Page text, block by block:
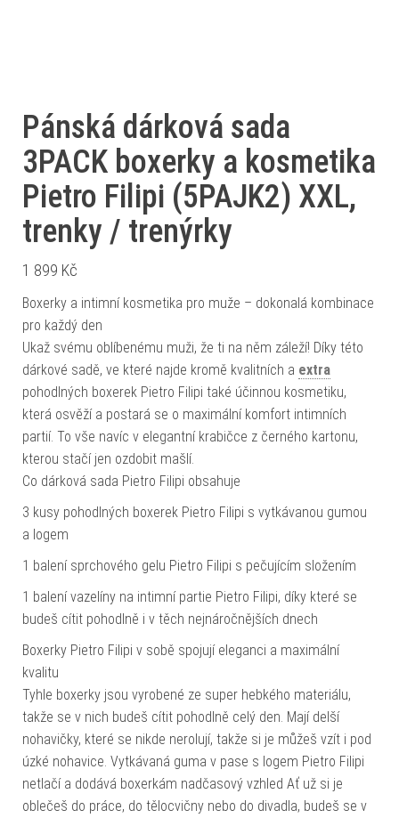
Pánská dárková sada
3PACK boxerky a kosmetika
Pietro Filipi (5PAJK2) XXL,
trenky / trenýrky
1 899 Kč
Boxerky a intimní kosmetika pro muže – dokonalá kombinace
pro každý den
Ukaž svému oblíbenému muži, že ti na něm záleží! Díky této
dárkové sadě, ve které najde kromě kvalitních a extra
pohodlných boxerek Pietro Filipi také účinnou kosmetiku,
která osvěží a postará se o maximální komfort intimních
partií. To vše navíc v elegantní krabičce z černého kartonu,
kterou stačí jen ozdobit mašlí.
Co dárková sada Pietro Filipi obsahuje
3 kusy pohodlných boxerek Pietro Filipi s vytkávanou gumou
a logem
1 balení sprchového gelu Pietro Filipi s pečujícím složením
1 balení vazelíny na intimní partie Pietro Filipi, díky které se
budeš cítit pohodlně i v těch nejnáročnějších dnech
Boxerky Pietro Filipi v sobě spojují eleganci a maximální
kvalitu
Tyhle boxerky jsou vyrobené ze super hebkého materiálu,
takže se v nich budeš cítit pohodlně celý den. Mají delší
nohavičky, které se nikde nerolují, takže si je můžeš vzít i pod
úzké nohavice. Vytkávaná guma v pase s logem Pietro Filipi
netlačí a dodává boxerkám nadčasový vzhled Ať už si je
oblečeš do práce, do tělocvičny nebo do divadla, budeš se v